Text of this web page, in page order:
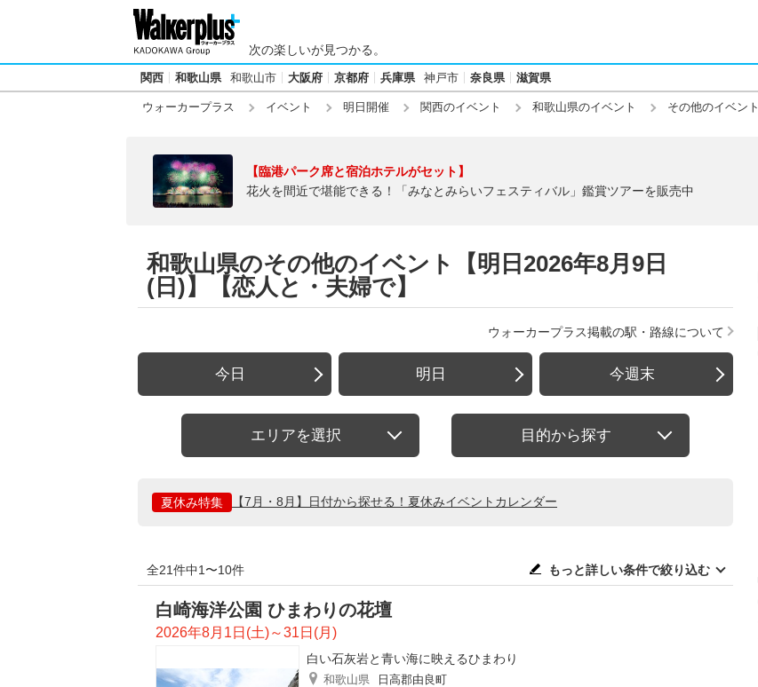
次の楽しいが見つかる。
関西 和歌山県 和歌山市 大阪府 京都府 兵庫県 神戸市 奈良県 滋賀県
ウォーカープラス イベント 明日開催 関西のイベント 和歌山県のイベント その他のイベント
【臨港パーク席と宿泊ホテルがセット】
花火を間近で堪能できる！「みなとみらいフェスティバル」鑑賞ツアーを販売中
和歌山県のその他のイベント【明日2026年8月9日
(日)】【恋人と・夫婦で】
ウォーカープラス掲載の駅・路線について
今日 明日 今週末
エリアを選択 目的から探す
夏休み特集 【7月・8月】日付から探せる！夏休みイベントカレンダー
全21件中1〜10件 もっと詳しい条件で絞り込む
白崎海洋公園 ひまわりの花壇
2026年8月1日(土)～31日(月)
白い石灰岩と青い海に映えるひまわり
和歌山県
日高郡由良町